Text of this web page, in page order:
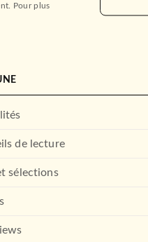
Pour plus
de lecture
sélections